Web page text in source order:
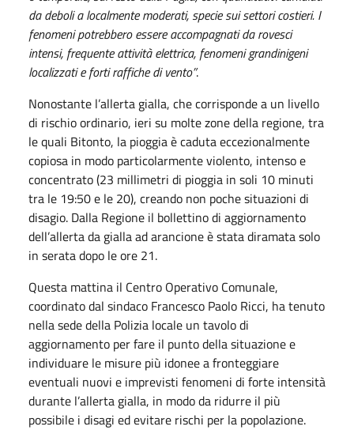
da deboli a localmente moderati, specie sui settori costieri. I
fenomeni potrebbero essere accompagnati da rovesci
intensi, frequente attività elettrica, fenomeni grandinigeni
localizzati e forti raffiche di vento”.
Nonostante l’allerta gialla, che corrisponde a un livello
di rischio ordinario, ieri su molte zone della regione, tra
le quali Bitonto, la pioggia è caduta eccezionalmente
copiosa in modo particolarmente violento, intenso e
concentrato (23 millimetri di pioggia in soli 10 minuti
tra le 19:50 e le 20), creando non poche situazioni di
disagio. Dalla Regione il bollettino di aggiornamento
dell’allerta da gialla ad arancione è stata diramata solo
in serata dopo le ore 21.
Questa mattina il Centro Operativo Comunale,
coordinato dal sindaco Francesco Paolo Ricci, ha tenuto
nella sede della Polizia locale un tavolo di
aggiornamento per fare il punto della situazione e
individuare le misure più idonee a fronteggiare
eventuali nuovi e imprevisti fenomeni di forte intensità
durante l’allerta gialla, in modo da ridurre il più
possibile i disagi ed evitare rischi per la popolazione.